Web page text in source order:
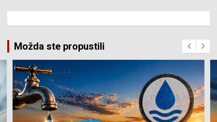
Možda ste propustili